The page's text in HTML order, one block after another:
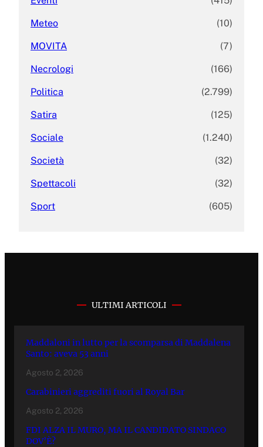
Meteo (10)
MOVITA (7)
Necrologi (166)
Politica (2.799)
Satira (125)
Sociale (1.240)
Società (32)
Spettacoli (32)
Sport (605)
ULTIMI ARTICOLI
Maddaloni in lutto per la scomparsa di Maddalena
Santo: aveva 53 anni
Agosto 2, 2026
Carabinieri aggrediti fuori al Royal Bar
Agosto 2, 2026
FDI ALZA IL MURO, MA IL CANDIDATO SINDACO
DOV’È?